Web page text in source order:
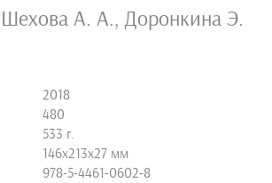
Шехова А. А., Доронкина Э.
2018
480
533 г.
146х213х27 мм
978-5-4461-0602-8